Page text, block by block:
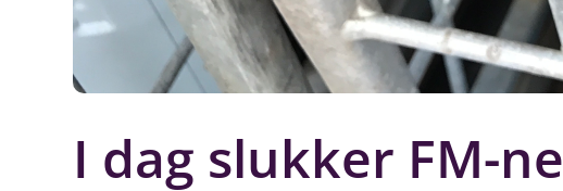
I dag slukker FM-